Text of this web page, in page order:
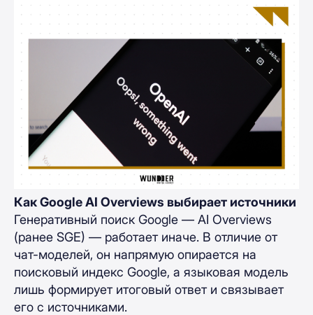
Как Google AI Overviews выбирает источники
Генеративный поиск Google — AI Overviews
(ранее SGE) — работает иначе. В отличие от
чат-моделей, он напрямую опирается на
поисковый индекс Google, а языковая модель
лишь формирует итоговый ответ и связывает
его с источниками.